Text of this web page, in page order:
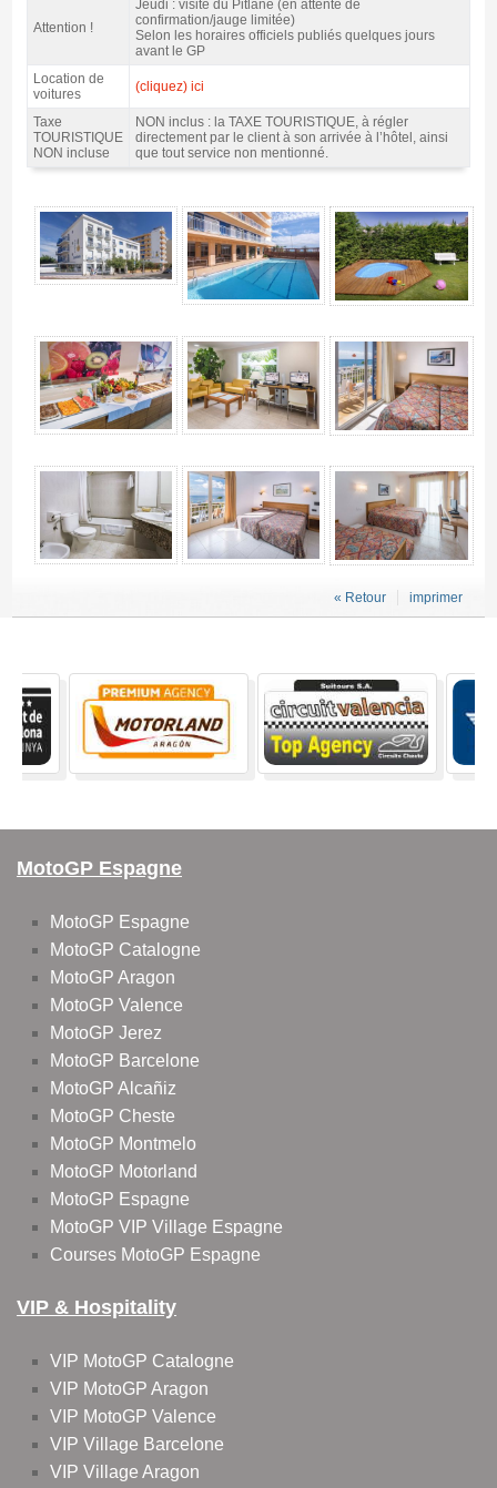
Attention !
Jeudi : visite du Pitlane (en attente de
confirmation/jauge limitée)
Selon les horaires officiels publiés quelques jours
avant le GP
Location de
voitures
(cliquez) ici
Taxe
TOURISTIQUE
NON incluse
NON inclus : la TAXE TOURISTIQUE, à régler
directement par le client à son arrivée à l’hôtel, ainsi
que tout service non mentionné.
imprimer
« Retour
MotoGP Espagne
MotoGP Espagne
MotoGP Catalogne
MotoGP Aragon
MotoGP Valence
MotoGP Jerez
MotoGP Barcelone
MotoGP Alcañiz
MotoGP Cheste
MotoGP Montmelo
MotoGP Motorland
MotoGP Espagne
MotoGP VIP Village Espagne
Courses MotoGP Espagne
VIP & Hospitality
VIP MotoGP Catalogne
VIP MotoGP Aragon
VIP MotoGP Valence
VIP Village Barcelone
VIP Village Aragon